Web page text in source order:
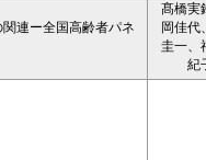
連ー全国高齢者パネ
髙橋実
岡佳代
圭一、
紀